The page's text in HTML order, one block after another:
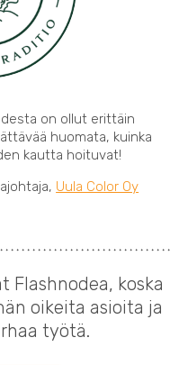
on ollut erittäin
huomata, kuinka
kautta hoituvat!
Uula Color Oy
Flashnodea, koska
oikeita asioita ja
työtä.